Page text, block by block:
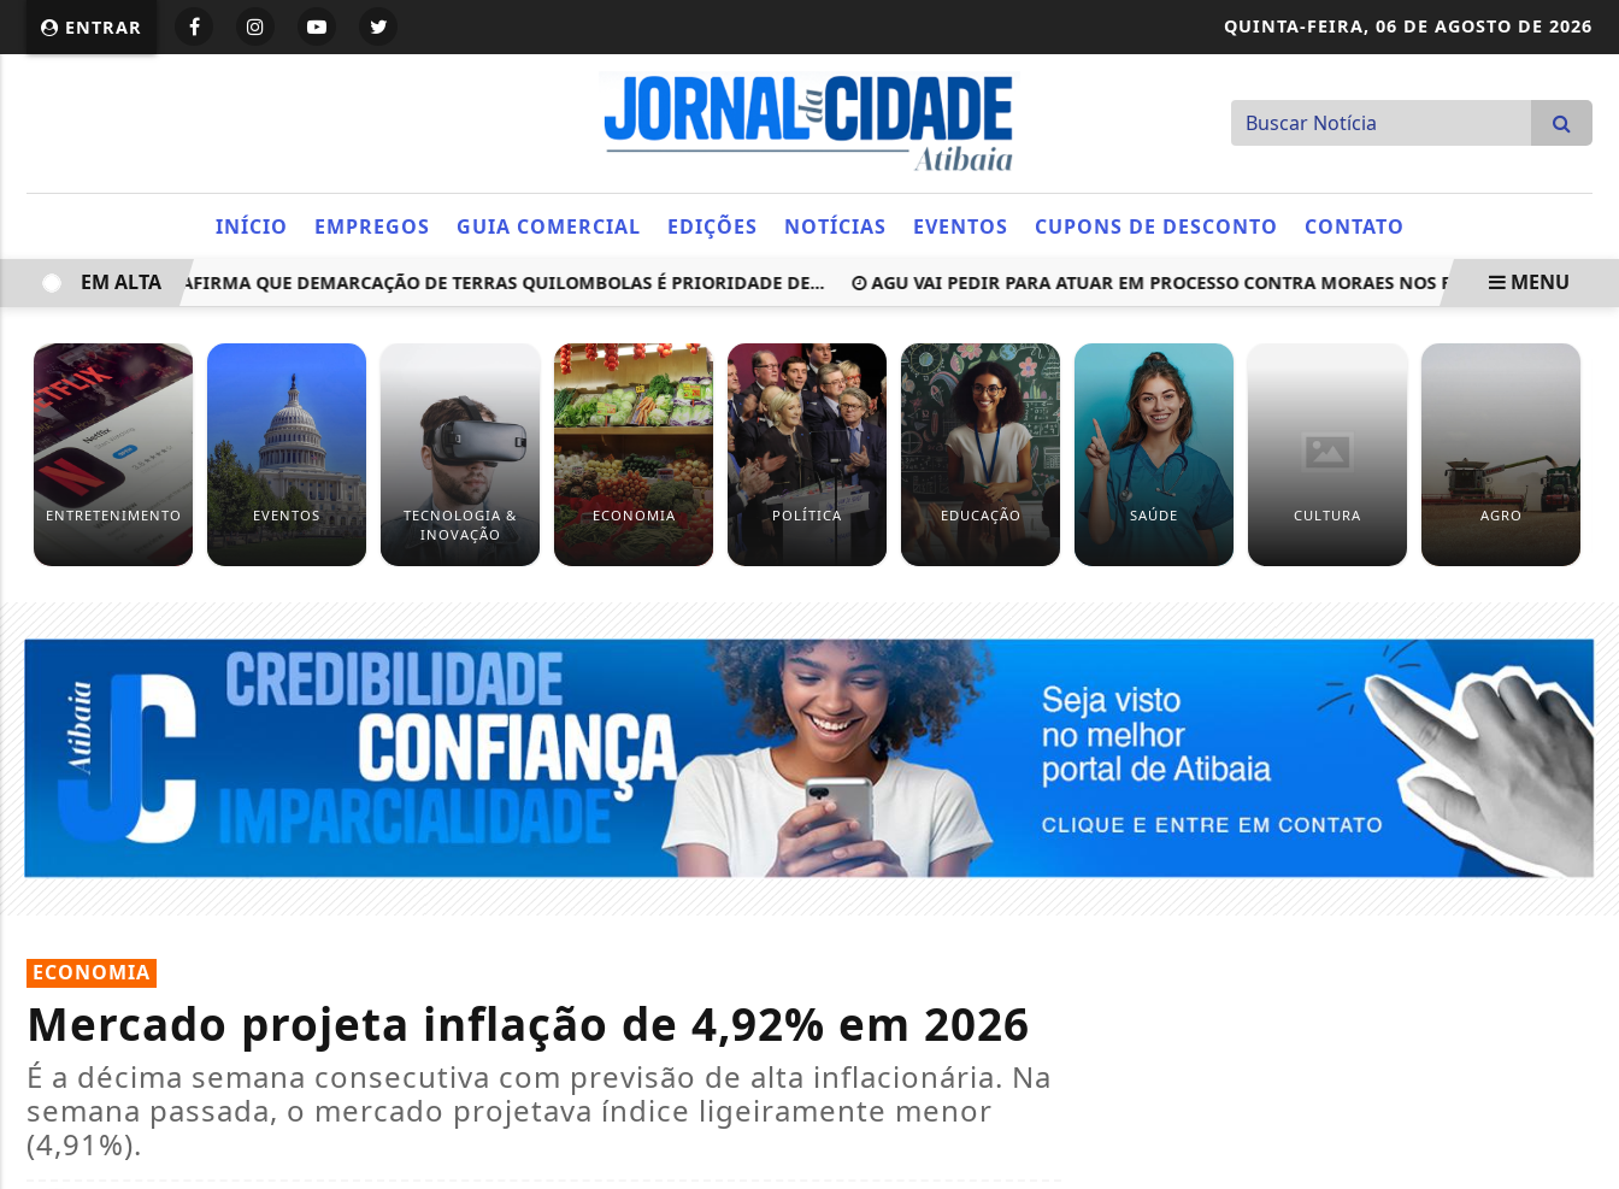
ENTRAR QUINTA-FEIRA, 06 DE AGOSTO DE 2026
INÍCIO EMPREGOS GUIA COMERCIAL EDIÇÕES NOTÍCIAS EVENTOS CUPONS DE DESCONTO CONTATO
RACIAL AFIRMA QUE DEMARCAÇÃO DE TERRAS QUILOMBOLAS É PRIORIDADE DE... AGU VAI PEDIR PARA ATUAR EM PROCESSO CONTRA MORAES NOS EUA COM NOVAS
EM ALTA MENU
ENTRETENIMENTO EVENTOS
TECNOLOGIA &
INOVAÇÃO
ECONOMIA POLÍTICA EDUCAÇÃO SAÚDE CULTURA AGRO
ECONOMIA
Mercado projeta inflação de 4,92% em 2026
É a décima semana consecutiva com previsão de alta inflacionária. Na
semana passada, o mercado projetava índice ligeiramente menor
(4,91%).